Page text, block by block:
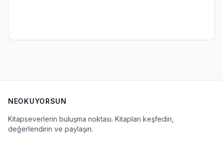
NEOKUYORSUN
Kitapseverlerin buluşma noktası. Kitapları keşfedin,
değerlendirin ve paylaşın.